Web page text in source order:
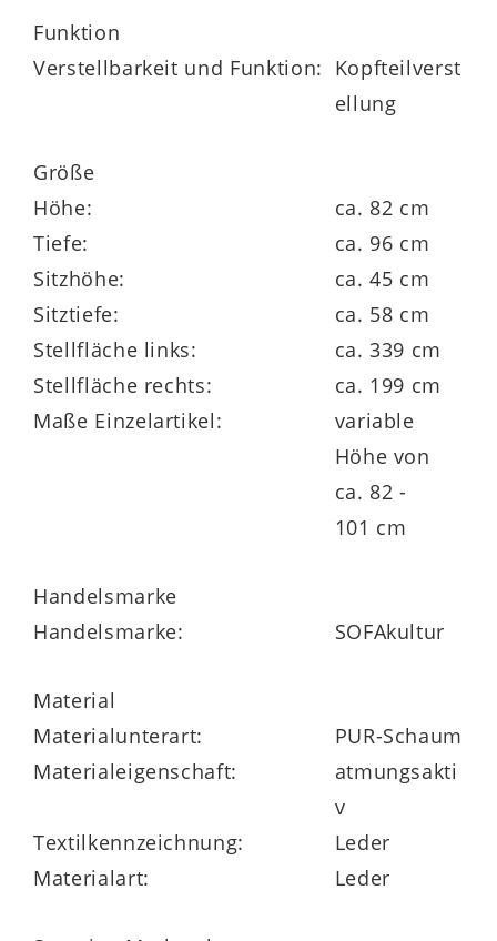
Sitzhöhe ca. 45 cm, Sitztiefe ca. 58 cm
die manuelle Kopfpolsterverstellung ist
inklusive
nach Wunsch zusammenstellen und mit
manuellen oder motorischen Funktionen
und anderen Extras ergänzen
Bodenfreiheit – ideal für
viele Stoff- oder Ledervarianten, mit und
ohne Kontrastnaht möglich, mit im
klimaschonend in Europa produziert und
ausgezeichnet
Funktion
Verstellbarkeit und Funktion: Kopfteilverst
ellung
Größe
Höhe:
ca. 82 cm
Tiefe:
ca. 96 cm
Sitzhöhe:
ca. 45 cm
Sitztiefe:
ca. 58 cm
Stellfläche links:
ca. 339 cm
Stellfläche rechts:
ca. 199 cm
Maße Einzelartikel:
variable
Höhe von
ca. 82 -
101 cm
Handelsmarke
Handelsmarke:
SOFAkultur
Material
Materialunterart:
PUR-Schaum
Materialeigenschaft:
atmungsakti
v
Textilkennzeichnung:
Leder
Materialart:
Leder